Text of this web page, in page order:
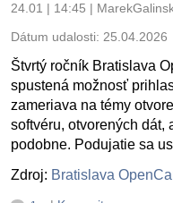
24.01 | 14:45 |
Dátum udalosti: 25.04.2026
Štvrtý ročník Bratislava
spustená možnosť
zameriava na témy
softvéru, otvorených dát,
podobne. Podujatie sa
Zdroj: Bratislava